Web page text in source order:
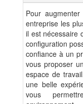
Pour
entreprise les
il est nécessaire
configuration
confiance à un
vous proposer
espace de
une belle
vous